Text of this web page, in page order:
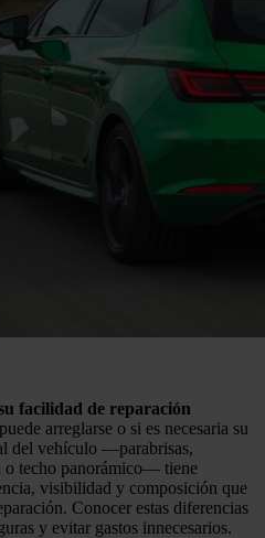
facilidad de reparación
arreglarse o si es necesaria su
del vehículo —parabrisas,
o techo panorámico— tiene
visibilidad y composición que
Conocer estas diferencias
y evitar gastos innecesarios.